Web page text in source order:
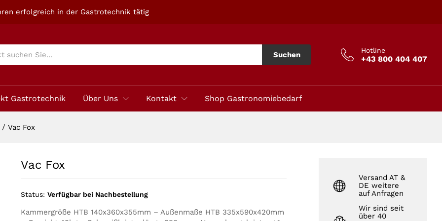
erfolgreich in der Gastrotechnik tätig
Suchen
Hotline
+43 800 404 407
Gastrotechnik Über Uns Kontakt Shop Gastronomiebedarf
/ Vac Fox
Vac Fox
Status: Verfügbar bei Nachbestellung
Kammergröße HTB 140x360x355mm – Außenmaße HTB 335x590x420mm
Versand AT &
DE weitere
auf Anfragen
Wir sind seit
über 40